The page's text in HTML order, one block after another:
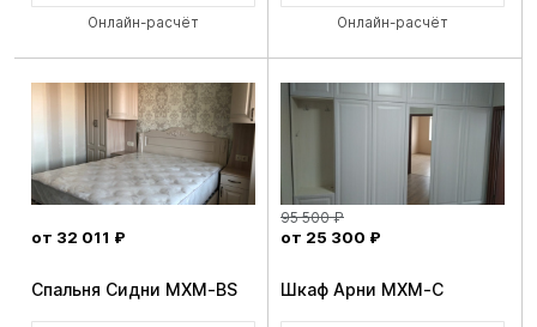
Онлайн-расчёт Онлайн-расчёт
от 32 011 ₽
Спальня Сидни MXM-BS
95 500 ₽
от 25 300 ₽
Шкаф Арни MXM-C